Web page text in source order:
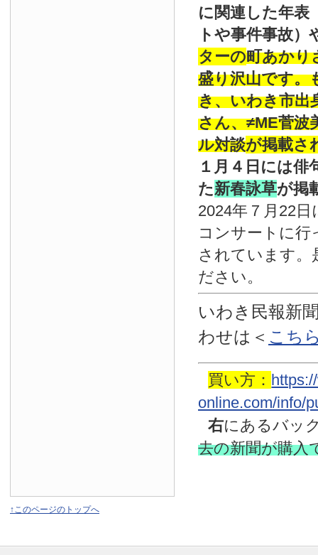
に関連した年表
トや事件事故）
ターの町あかり
盛り沢山です。
き、いわき市出
さん、≠ME菅波
ル対談が掲載さ
１月４日には俳
た新春詠草が掲
2024年７月22
コンサートに行
されています。
ださい。
いわき民報新
わせは ＜ こち
買い方：
online.com/info/
右にあるバッ
去の新聞が購入
↑このページのトップへ